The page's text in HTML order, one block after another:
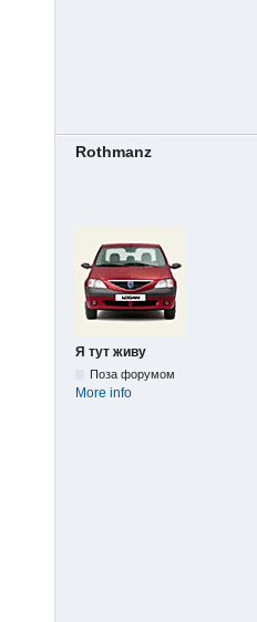
Rothmanz
Я тут живу
Поза форумом
More info